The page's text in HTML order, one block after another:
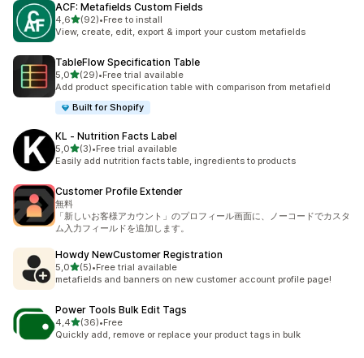
ACF: Metafields Custom Fields
4,65 yıldız üzerinden
(92)
toplam 92 değerlendirme
•Free to install
View, create, edit, export & import your custom metafields
TableFlow Specification Table
5,05 yıldız üzerinden
(29)
toplam 29 değerlendirme
•Free trial available
Add product specification table with comparison from metafield
Built for Shopify
KL ‑ Nutrition Facts Label
5,05 yıldız üzerinden
(3)
toplam 3 değerlendirme
•Free trial available
Easily add nutrition facts table, ingredients to products
Customer Profile Extender
無料
「新しいお客様アカウント」のプロフィール画面に、ノーコードでカスタ
ム入力フィールドを追加します。
Howdy NewCustomer Registration
5,05 yıldız üzerinden
(5)
toplam 5 değerlendirme
•Free trial available
metafields and banners on new customer account profile page!
Power Tools Bulk Edit Tags
4,45 yıldız üzerinden
(36)
toplam 36 değerlendirme
•Free
Quickly add, remove or replace your product tags in bulk